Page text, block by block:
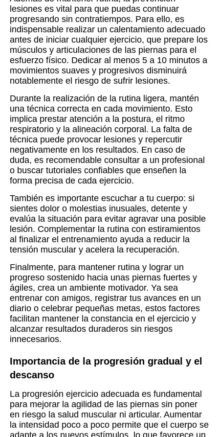
lesiones es vital para que puedas continuar
progresando sin contratiempos. Para ello, es
indispensable realizar un calentamiento adecuado
antes de iniciar cualquier ejercicio, que prepare los
músculos y articulaciones de las piernas para el
esfuerzo físico. Dedicar al menos 5 a 10 minutos a
movimientos suaves y progresivos disminuirá
notablemente el riesgo de sufrir lesiones.
Durante la realización de la rutina ligera, mantén
una técnica correcta en cada movimiento. Esto
implica prestar atención a la postura, el ritmo
respiratorio y la alineación corporal. La falta de
técnica puede provocar lesiones y repercutir
negativamente en los resultados. En caso de
duda, es recomendable consultar a un profesional
o buscar tutoriales confiables que enseñen la
forma precisa de cada ejercicio.
También es importante escuchar a tu cuerpo: si
sientes dolor o molestias inusuales, detente y
evalúa la situación para evitar agravar una posible
lesión. Complementar la rutina con estiramientos
al finalizar el entrenamiento ayuda a reducir la
tensión muscular y acelera la recuperación.
Finalmente, para mantener rutina y lograr un
progreso sostenido hacia unas piernas fuertes y
ágiles, crea un ambiente motivador. Ya sea
entrenar con amigos, registrar tus avances en un
diario o celebrar pequeñas metas, estos factores
facilitan mantener la constancia en el ejercicio y
alcanzar resultados duraderos sin riesgos
innecesarios.
Importancia de la progresión gradual y el
descanso
La progresión ejercicio adecuada es fundamental
para mejorar la agilidad de las piernas sin poner
en riesgo la salud muscular ni articular. Aumentar
la intensidad poco a poco permite que el cuerpo se
adapte a los nuevos estímulos, lo que favorece un